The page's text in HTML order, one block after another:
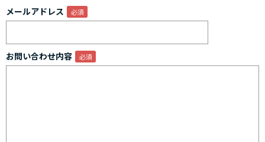
メールアドレス
お問い合わせ内容